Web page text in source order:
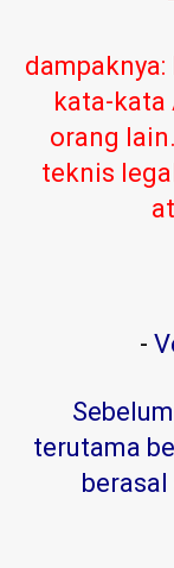
kata-kata
orang
teknis
-
terutama